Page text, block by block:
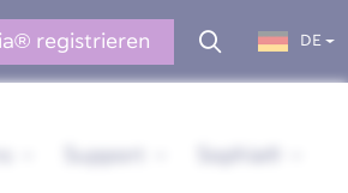
registrieren DE